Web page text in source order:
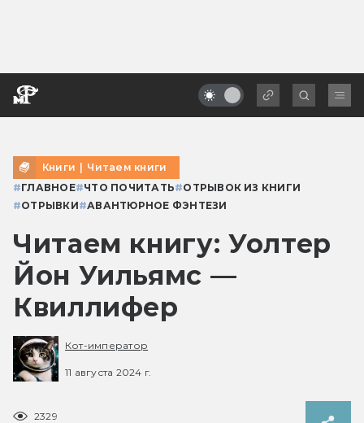
Книги | Читаем книги
#ГЛАВНОЕ#ЧТО ПОЧИТАТЬ#ОТРЫВОК ИЗ КНИГИ
#ОТРЫВКИ#АВАНТЮРНОЕ ФЭНТЕЗИ
Читаем книгу: Уолтер
Йон Уильямс —
Квиллифер
Кот-император
11 августа 2024 г.
2329